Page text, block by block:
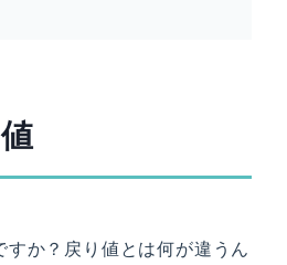
すか？戻り値とは何が違うん